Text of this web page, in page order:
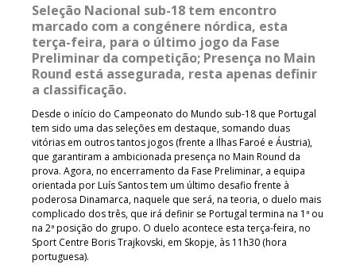
Seleção Nacional sub-18 tem encontro
marcado com a congénere nórdica, esta
terça-feira, para o último jogo da Fase
Preliminar da competição; Presença no Main
Round está assegurada, resta apenas definir
a classificação.
Desde o início do Campeonato do Mundo sub-18 que Portugal
tem sido uma das seleções em destaque, somando duas
vitórias em outros tantos jogos (frente a Ilhas Faroé e Áustria),
que garantiram a ambicionada presença no Main Round da
prova. Agora, no encerramento da Fase Preliminar, a equipa
orientada por Luís Santos tem um último desafio frente à
poderosa Dinamarca, naquele que será, na teoria, o duelo mais
complicado dos três, que irá definir se Portugal termina na 1ª ou
na 2ª posição do grupo. O duelo acontece esta terça-feira, no
Sport Centre Boris Trajkovski, em Skopje, às 11h30 (hora
portuguesa).